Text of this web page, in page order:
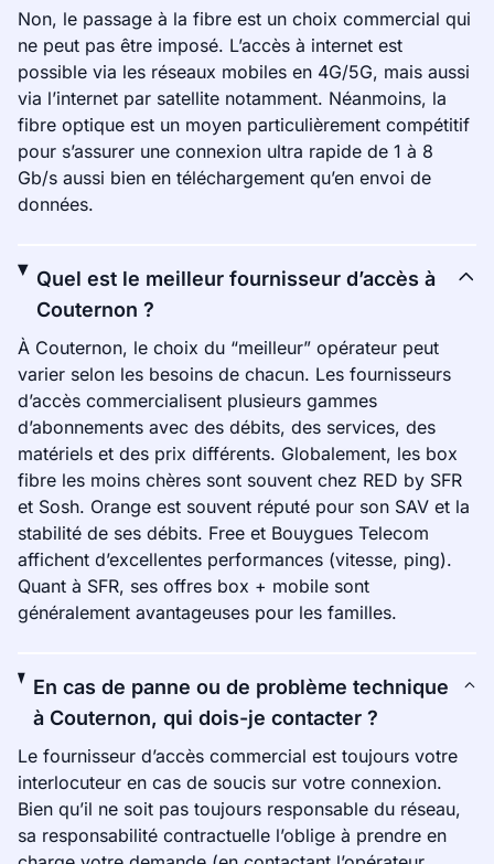
Non, le passage à la fibre est un choix commercial qui
ne peut pas être imposé. L’accès à internet est
possible via les réseaux mobiles en 4G/5G, mais aussi
via l’internet par satellite notamment. Néanmoins, la
fibre optique est un moyen particulièrement compétitif
pour s’assurer une connexion ultra rapide de 1 à 8
Gb/s aussi bien en téléchargement qu’en envoi de
données.
Quel est le meilleur fournisseur d’accès à
Couternon ?
À Couternon, le choix du “meilleur” opérateur peut
varier selon les besoins de chacun. Les fournisseurs
d’accès commercialisent plusieurs gammes
d’abonnements avec des débits, des services, des
matériels et des prix différents. Globalement, les box
fibre les moins chères sont souvent chez RED by SFR
et Sosh. Orange est souvent réputé pour son SAV et la
stabilité de ses débits. Free et Bouygues Telecom
affichent d’excellentes performances (vitesse, ping).
Quant à SFR, ses offres box + mobile sont
généralement avantageuses pour les familles.
En cas de panne ou de problème technique
à Couternon, qui dois-je contacter ?
Le fournisseur d’accès commercial est toujours votre
interlocuteur en cas de soucis sur votre connexion.
Bien qu’il ne soit pas toujours responsable du réseau,
sa responsabilité contractuelle l’oblige à prendre en